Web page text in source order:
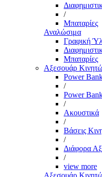
/
Μπαταρίες
Αναλώσιμα
Γραφική
Μπαταρίες
Αξεσουάρ
Power
/
Power
/
Ακουστικά
/
Βάσεις
/
Διάφορα
/
view more
Αξεσουάρ